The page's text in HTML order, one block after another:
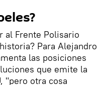
al Frente Polisario
Para Alejandro
las posiciones
que emite la
"pero otra cosa